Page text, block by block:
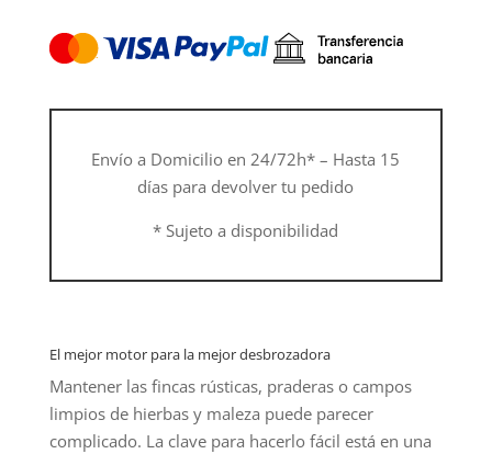
Envío a Domicilio en 24/72h* – Hasta 15
días para devolver tu pedido
* Sujeto a disponibilidad
El mejor motor para la mejor desbrozadora
Mantener las fincas rústicas, praderas o campos
limpios de hierbas y maleza puede parecer
complicado. La clave para hacerlo fácil está en una